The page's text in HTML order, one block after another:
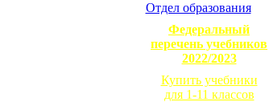
Отдел образования
Федеральный
перечень учебников
2022/2023
Купить учебники
для 1-11 классов